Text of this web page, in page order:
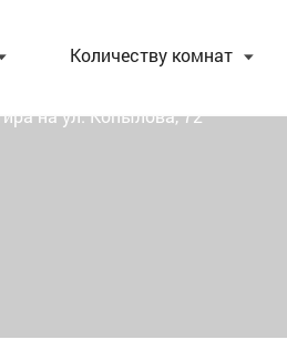
Количеству комнат